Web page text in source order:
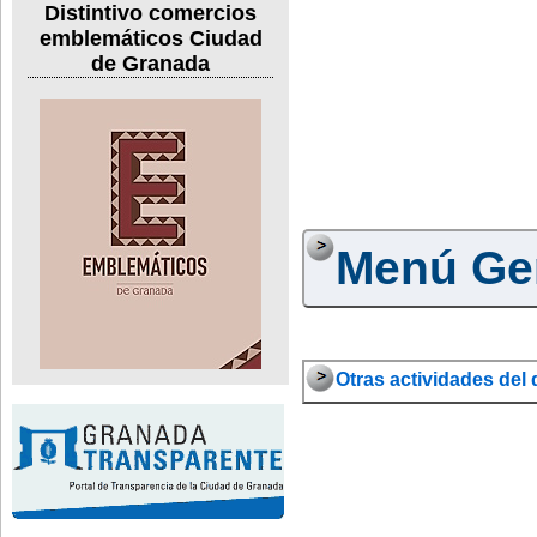
Distintivo comercios
emblemáticos Ciudad
de Granada
Menú
Otras actividades del